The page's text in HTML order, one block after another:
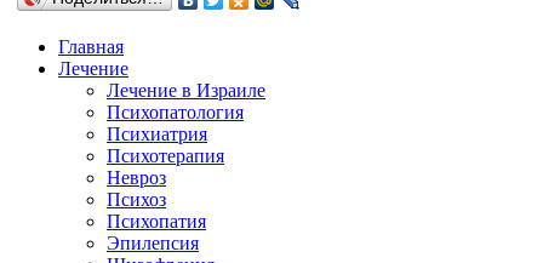
Главная
Лечение
Лечение в Израиле
Психопатология
Психиатрия
Психотерапия
Невроз
Психоз
Психопатия
Эпилепсия